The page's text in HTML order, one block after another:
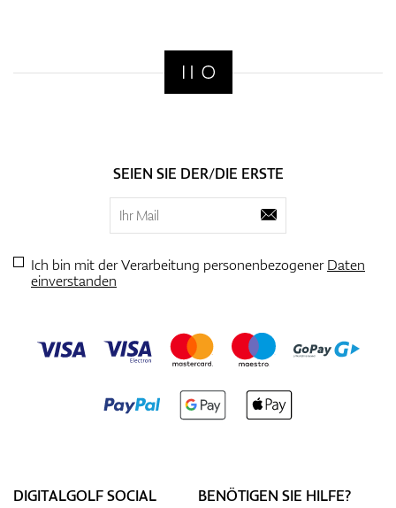
SEIEN SIE DER/DIE ERSTE
Ich bin mit der Verarbeitung personenbezogenerDaten
einverstanden
DIGITALGOLF SOCIAL
BENÖTIGEN SIE HILFE?